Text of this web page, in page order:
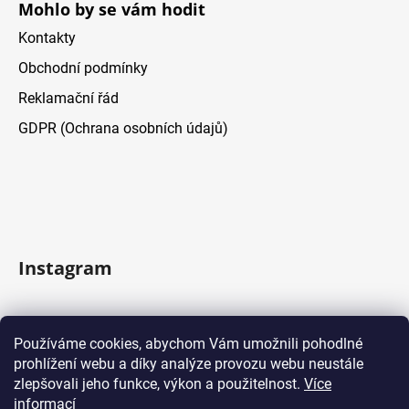
Používáme cookies, abychom Vám umožnili pohodlné
prohlížení webu a díky analýze provozu webu neustále
zlepšovali jeho funkce, výkon a použitelnost. Více
informací
Mohlo by se vám hodit
Kontakty
Obchodní podmínky
Reklamační řád
GDPR (Ochrana osobních údajů)
Instagram
Facebook